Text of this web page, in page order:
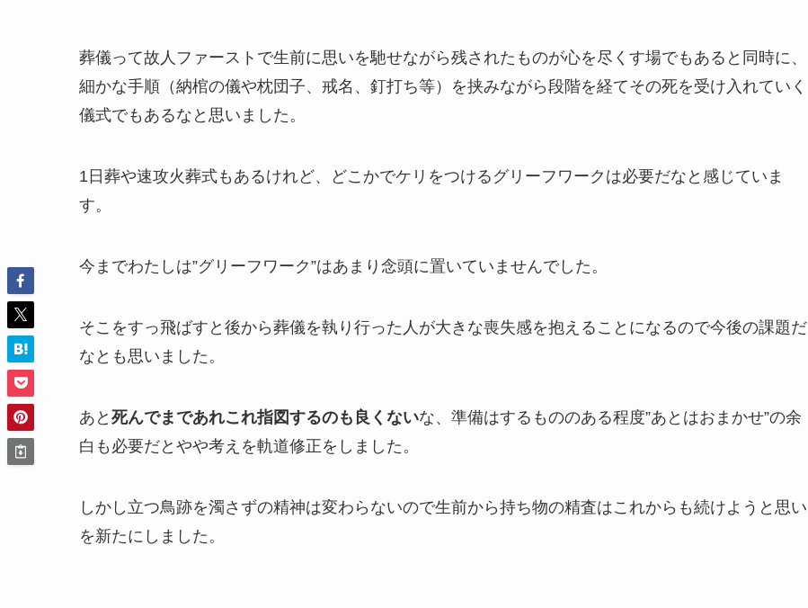
葬儀って故人ファーストで生前に思いを馳せながら残されたものが心を尽くす場でもあると同時に、
細かな手順（納棺の儀や枕団子、戒名、釘打ち等）を挟みながら段階を経てその死を受け入れていく
儀式でもあるなと思いました。
1日葬や速攻火葬式もあるけれど、どこかでケリをつけるグリーフワークは必要だなと感じていま
す。
今までわたしは”グリーフワーク”はあまり念頭に置いていませんでした。
そこをすっ飛ばすと後から葬儀を執り行った人が大きな喪失感を抱えることになるので今後の課題だ
なとも思いました。
あと 死んでまであれこれ指図するのも良くないな、準備はするもののある程度”あとはおまかせ”の余
白も必要だとやや考えを軌道修正をしました。
しかし 立つ鳥跡を濁さずの精神は変わらないので生前から持ち物の精査はこれからも続けようと思い
を新たにしました。